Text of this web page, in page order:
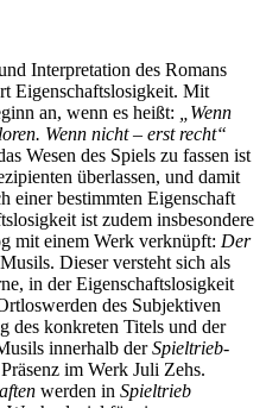
Interpretation des Romans
Eigenschaftslosigkeit. Mit
an, wenn es heißt:
„Wenn
Wenn nicht – erst recht“
Wesen des Spiels zu fassen ist
überlassen, und damit
einer bestimmten Eigenschaft
ist zudem insbesondere
mit einem Werk verknüpft: Der
Dieser versteht sich als
in der Eigenschaftslosigkeit
des Subjektiven
des konkreten Titels und der
innerhalb derSpieltrieb-
im Werk Juli Zehs.
werden in Spieltrieb